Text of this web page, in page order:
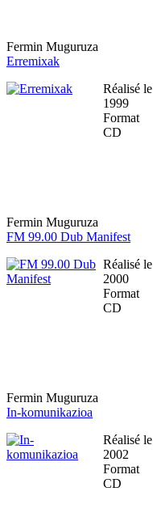
Fermin Muguruza
Erremixak
Réalisé le
1999
Format
CD
Fermin Muguruza
FM 99.00 Dub Manifest
Réalisé le
2000
Format
CD
Fermin Muguruza
In-komunikazioa
Réalisé le
2002
Format
CD